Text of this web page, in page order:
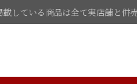
載している商品は全て実店舗と併